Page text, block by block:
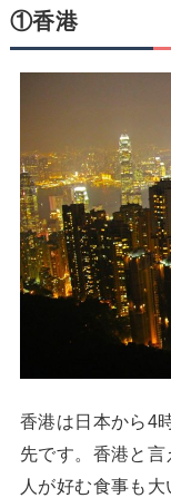
①香港
香港は日本から4
先です。香港と
人が好む食事も大